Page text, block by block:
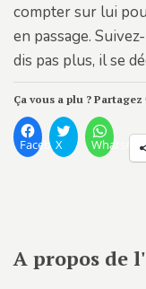
compter sur lui
en passage.
dis pas plus, il se
Ça vous a plu ? Partagez
Facebook
X WhatsApp
A propos de